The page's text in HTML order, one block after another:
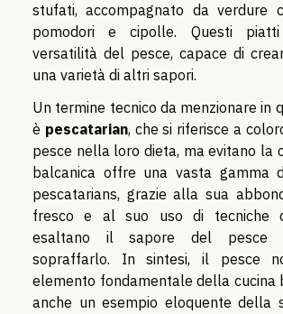
stufati, accompagnato da verdure
pomodori e cipolle. Questi
versatilità del pesce, capace di
una varietà di altri sapori.
Un termine tecnico da menzionare in
è pescatarian, che si riferisce a
pesce nella loro dieta, ma evitano la
balcanica offre una vasta gamma
pescatarians, grazie alla sua
fresco e al suo uso di tecniche
esaltano il sapore del pesce
sopraffarlo. In sintesi, il pesce
elemento fondamentale della cucina
anche un esempio eloquente della